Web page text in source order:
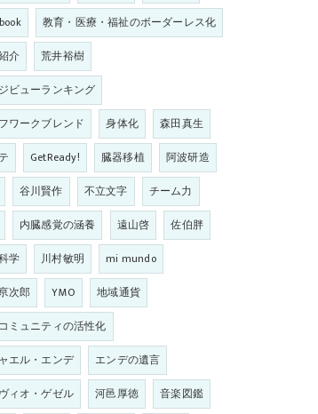
教育・医療・福祉のボーダーレス化
介
荒井裕樹
ビューランキング
ワークブレンド
身体化
森田真生
GetReady! 臓器移植
阿波研造
谷川賢作 不立文字
チーム力
内臓感覚の涵養 遠山啓
佐伯胖
学
川村敏明
mi mundo
次郎
YMO
地域通貨
ミュニティの活性化
エル・エンデ
エンデの遺言
ィオ・ゲゼル
河邑厚徳
音楽図鑑